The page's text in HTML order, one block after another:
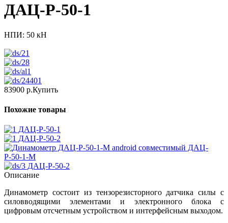
ДАЦ-Р-50-1
НПИ: 50 кН
83900 р.Купить
Похожие товары
ДАЦ-Р-50-1
ДАЦ-Р-50-2
ДАЦ-
Р-50-1-М
ДАЦ-Р-50-2
Описание
Динамометр состоит из тензорезисторного датчика силы с
силовводящими элементами и электронного блока с
цифровым отсчетным устройством и интерфейсным выходом.